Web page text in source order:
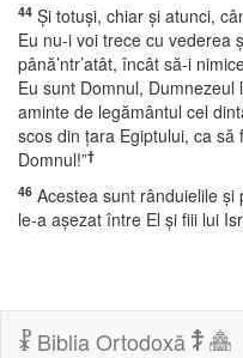
44 Şi totuşi, chiar şi atunci,
Eu nu-i voi trece cu vederea
până’ntr’atât, încât să-i
Eu sunt Domnul, Dumnezeul
aminte de legământul cel
scos din ţara Egiptului, ca să
Domnul!”†
46 Acestea sunt rânduielile
le-a aşezat între El şi fiii lui
Biblia Ortodoxă